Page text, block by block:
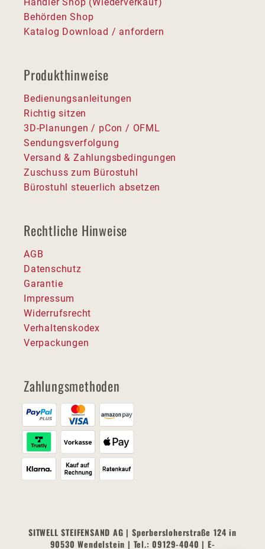
Behörden Shop
Katalog Download / anfordern
Produkthinweise
Bedienungsanleitungen
Richtig sitzen
3D-Planungen / pCon / OFML
Sendungsverfolgung
Versand & Zahlungsbedingungen
Zuschuss zum Bürostuhl
Bürostuhl steuerlich absetzen
Rechtliche Hinweise
AGB
Datenschutz
Garantie
Impressum
Widerrufsrecht
Verhaltenskodex
Verpackungen
Zahlungsmethoden
SITWELL STEIFENSAND AG | Sperbersloherstraße 124 in
90530 Wendelstein | Tel.: 09129-4040 | E-